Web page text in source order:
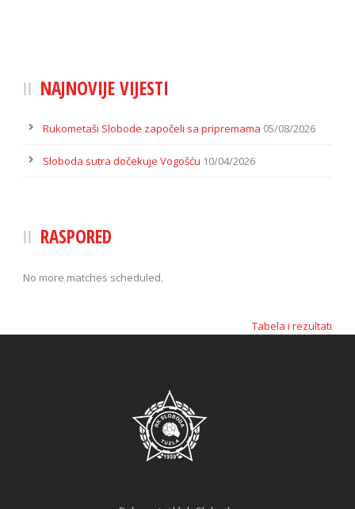
NAJNOVIJE VIJESTI
Rukometaši Slobode započeli sa pripremama 05/08/2026
Sloboda sutra dočekuje Vogošću 10/04/2026
RASPORED
No more matches scheduled.
Tabela i rezultati